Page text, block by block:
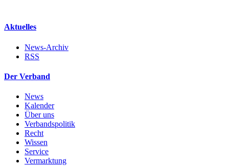
Aktuelles
News-Archiv
RSS
Der Verband
News
Kalender
Über uns
Verbandspolitik
Recht
Wissen
Service
Vermarktung